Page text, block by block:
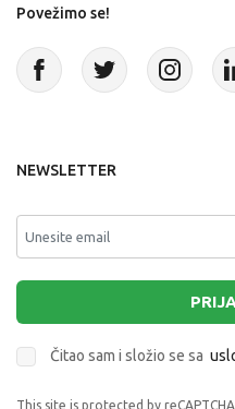
Povežimo se!
NEWSLETTER
Čitao sam i složio se sa
This site is protected by